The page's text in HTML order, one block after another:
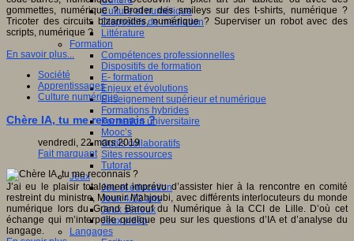
Culture et numérique
Dispositifs de médiation
Littérature
Formation
Compétences professionnelles
Dispositifs de formation
E- formation
Enjeux et évolutions
Enseignement supérieur et numérique
Formations hybrides
Formation universitaire
Mooc’s
Outils collaboratifs
Sites ressources
Tutorat
Jeux
Jeu et éducation
Jeux 4/12 ans
Jeux sérieux
Jeux vidéo
Langages
gommettes, numérique ? Broder des smileys sur des t-shirts, numérique ?
Tricoter des circuits bizarroïdes, numérique ? Superviser un robot avec des
scripts, numérique ?
En savoir plus...
Société
Apprentissages
Culture numérique
Chère IA, tu me reconnais ?
vendredi, 22 mars 2019
Fait marquant
J’ai eu le plaisir totalement imprévu d’assister hier à la rencontre en comité
restreint du ministre, Mounir Mahjoubi, avec différents interlocuteurs du monde
numérique lors du Grand Barouf du Numérique à la CCI de Lille. D’où cet
échange qui m’interpelle quelque peu sur les questions d’IA et d’analyse du
langage.